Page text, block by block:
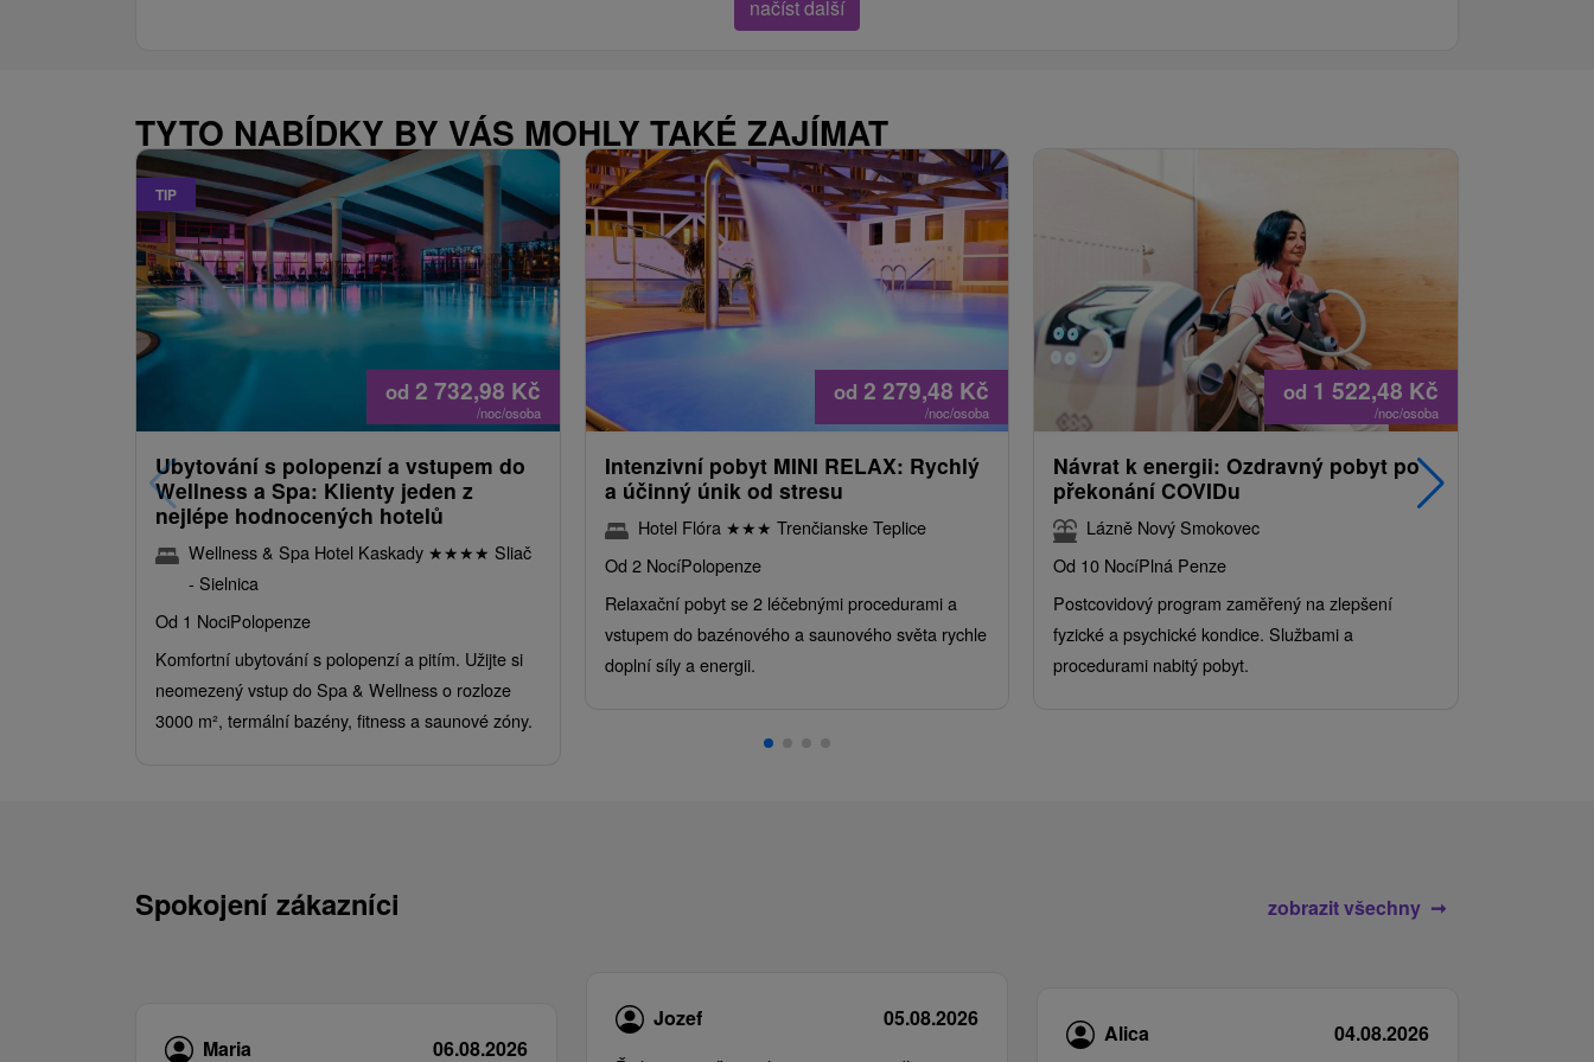
načíst další
TYTO NABÍDKY BY VÁS MOHLY TAKÉ ZAJÍMAT
TIP
od 2 732,98 Kč
/noc/osoba
Ubytování s polopenzí a vstupem do
Wellness a Spa: Klienty jeden z
nejlépe hodnocených hotelů
Wellness & Spa Hotel Kaskady ★★★★ Sliač
- Sielnica
Od 1 NociPolopenze
Komfortní ubytování s polopenzí a pitím. Užijte si
neomezený vstup do Spa & Wellness o rozloze
3000 m², termální bazény, fitness a saunové zóny.
od 2 279,48 Kč
/noc/osoba
Intenzivní pobyt MINI RELAX: Rychlý
a účinný únik od stresu
Hotel Flóra ★★★ Trenčianske Teplice
Od 2 NocíPolopenze
Relaxační pobyt se 2 léčebnými procedurami a
vstupem do bazénového a saunového světa rychle
doplní síly a energii.
od 1 522,48 Kč
/noc/osoba
Návrat k energii: Ozdravný pobyt po
překonání COVIDu
Lázně Nový Smokovec
Od 10 NocíPlná Penze
Postcovidový program zaměřený na zlepšení
fyzické a psychické kondice. Službami a
procedurami nabitý pobyt.
Spokojení zákazníci zobrazit všechny
Maria 06.08.2026
Jozef
05.08.2026
Alica 04.08.2026